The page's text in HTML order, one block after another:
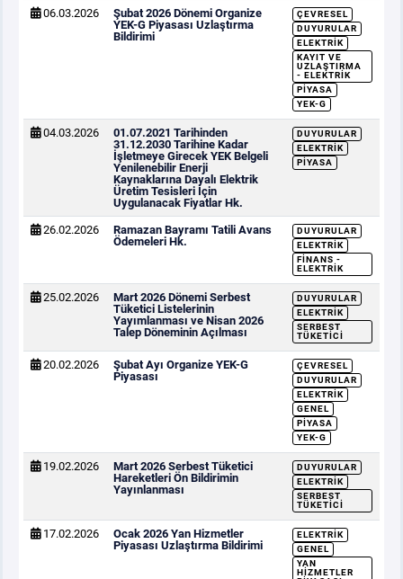
06.03.2026
Şubat 2026 Dönemi Organize
YEK-G Piyasası Uzlaştırma
Bildirimi
ÇEVRESEL
DUYURULAR
ELEKTRIK
KAYIT VE
UZLAŞTIRMA
- ELEKTRIK
PIYASA
YEK-G
04.03.2026
01.07.2021 Tarihinden
31.12.2030 Tarihine Kadar
İşletmeye Girecek YEK Belgeli
Yenilenebilir Enerji
Kaynaklarına Dayalı Elektrik
Üretim Tesisleri İçin
Uygulanacak Fiyatlar Hk.
DUYURULAR
ELEKTRIK
PIYASA
26.02.2026
Ramazan Bayramı Tatili Avans
Ödemeleri Hk.
DUYURULAR
ELEKTRIK
FINANS -
ELEKTRIK
25.02.2026
Mart 2026 Dönemi Serbest
Tüketici Listelerinin
Yayımlanması ve Nisan 2026
Talep Döneminin Açılması
DUYURULAR
ELEKTRIK
SERBEST
TÜKETICI
20.02.2026
Şubat Ayı Organize YEK-G
Piyasası
ÇEVRESEL
DUYURULAR
ELEKTRIK
GENEL
PIYASA
YEK-G
19.02.2026
Mart 2026 Serbest Tüketici
Hareketleri Ön Bildirimin
Yayınlanması
DUYURULAR
ELEKTRIK
SERBEST
TÜKETICI
17.02.2026
Ocak 2026 Yan Hizmetler
Piyasası Uzlaştırma Bildirimi
ELEKTRIK
GENEL
YAN
HIZMETLER